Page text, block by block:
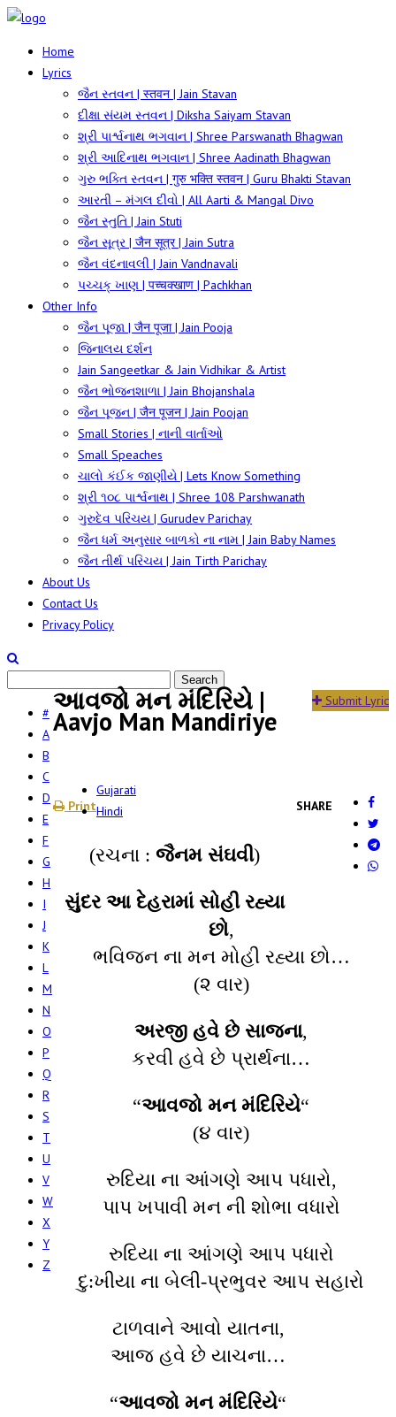
Home
Lyrics
જૈન સ્તવન | स्तवन | Jain Stavan
દીક્ષા સંયમ સ્તવન | Diksha Saiyam Stavan
શ્રી પાર્શ્વનાથ ભગવાન | Shree Parswanath Bhagwan
શ્રી આદિનાથ ભગવાન | Shree Aadinath Bhagwan
ગુરુ ભક્તિ સ્તવન | गुरु भक्ति स्तवन | Guru Bhakti Stavan
આરતી – મંગલ દીવો | All Aarti & Mangal Divo
જૈન સ્તુતિ | Jain Stuti
જૈન સૂત્ર | जैन सूत्र | Jain Sutra
જૈન વંદનાવલી | Jain Vandnavali
પચ્ચક્ ખાણ | पच्चक्खाण | Pachkhan
Other Info
જૈન પૂજા | जैन पूजा | Jain Pooja
જિનાલય દર્શન
Jain Sangeetkar & Jain Vidhikar & Artist
જૈન ભોજનશાળા | Jain Bhojanshala
જૈન પૂજન | जैन पूजन | Jain Poojan
Small Stories | નાની વાર્તાઓ
Small Speaches
ચાલો કંઈક જાણીયે | Lets Know Something
શ્રી ૧૦૮ પાર્શ્વનાથ | Shree 108 Parshwanath
ગુરુદેવ પરિચય | Gurudev Parichay
જૈન ધર્મ અનુસાર બાળકો ના નામ | Jain Baby Names
જૈન તીર્થ પરિચય | Jain Tirth Parichay
About Us
Contact Us
Privacy Policy
#
A
B
C
D
E
F
G
H
I
J
K
L
M
N
O
P
Q
R
S
T
U
V
W
X
Y
Z
Submit Lyric
આવજો મન મંદિરિયે |
Aavjo Man Mandiriye
Print SHARE
Gujarati
Hindi
(રચના : જૈનમ સંઘવી)
સુંદર આ દેહરામાં સોહી રહ્યા
છો,
ભવિજન ના મન મોહી રહ્યા છો…
(૨ વાર)
અરજી હવે છે સાજના,
કરવી હવે છે પ્રાર્થના…
“આવજો મન મંદિરિયે“
(૪ વાર)
રુદિયા ના આંગણે આપ પધારો,
પાપ ખપાવી મન ની શોભા વધારો
રુદિયા ના આંગણે આપ પધારો
દુ:ખીયા ના બેલી-પ્રભુવર આપ સહારો
ટાળવાને આવો યાતના,
આજ હવે છે યાચના…
“આવજો મન મંદિરિયે“